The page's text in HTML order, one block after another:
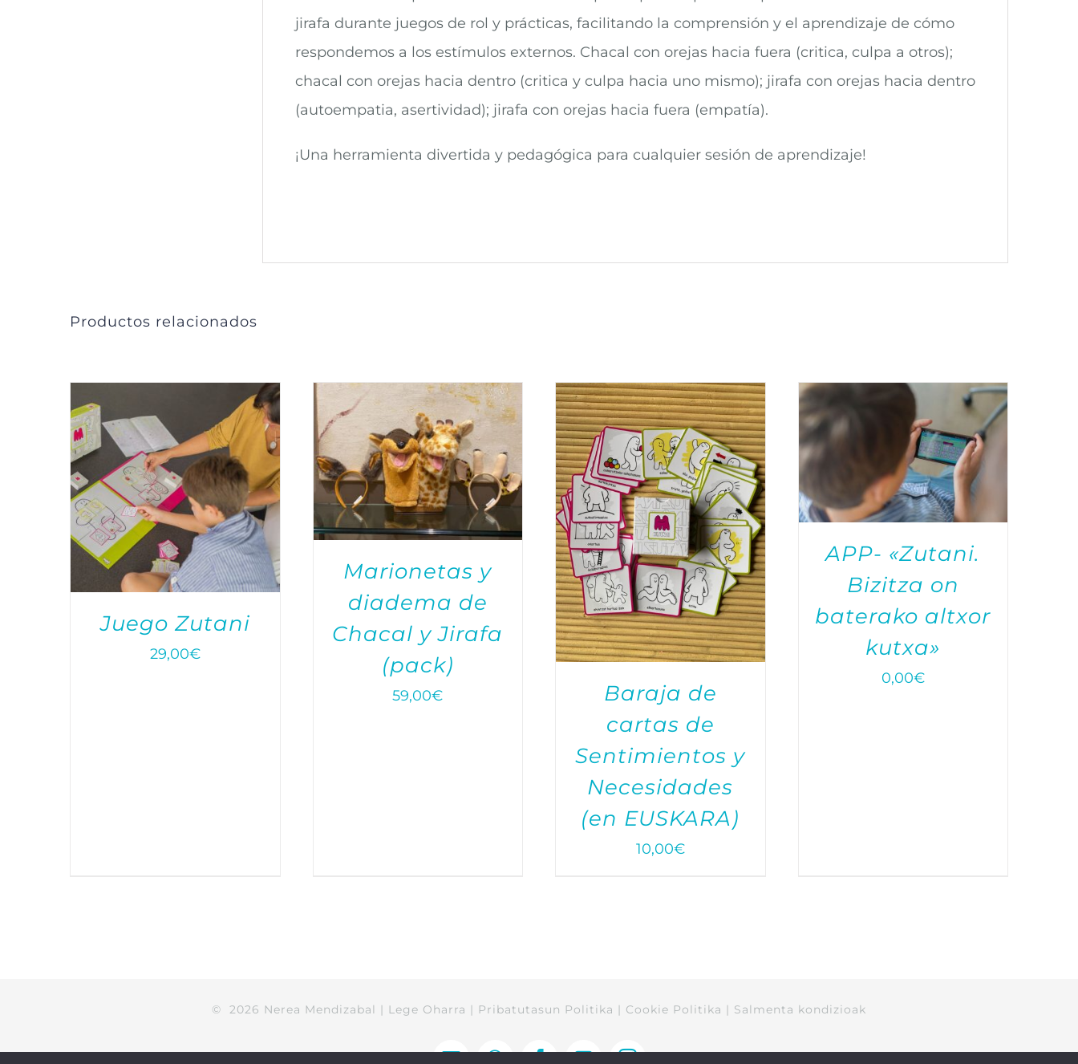
jirafa durante juegos de rol y prácticas, facilitando la comprensión y el aprendizaje de cómo
respondemos a los estímulos externos. Chacal con orejas hacia fuera (critica, culpa a otros);
chacal con orejas hacia dentro (critica y culpa hacia uno mismo); jirafa con orejas hacia dentro
(autoempatia, asertividad); jirafa con orejas hacia fuera (empatía).
¡Una herramienta divertida y pedagógica para cualquier sesión de aprendizaje!
Productos relacionados
Juego Zutani
29,00€
Marionetas y
diadema de
Chacal y Jirafa
(pack)
59,00€
Baraja de
cartas de
Sentimientos y
Necesidades
(en EUSKARA)
10,00€
APP- «Zutani.
Bizitza on
baterako altxor
kutxa»
0,00€
© 2026 Nerea Mendizabal | Lege Oharra | Pribatutasun Politika | Cookie Politika | Salmenta kondizioak